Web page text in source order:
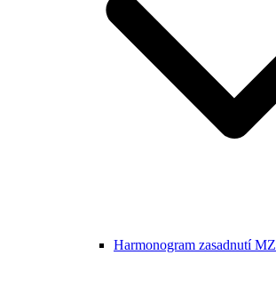
Harmonogram zasadnutí MZ